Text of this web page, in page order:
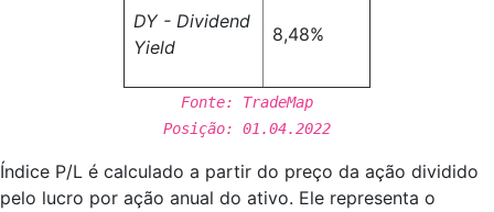
DY - Dividend
Yield
8,48%
Fonte: TradeMap
Posição: 01.04.2022
Índice P/L é calculado a partir do preço da ação dividido
pelo lucro por ação anual do ativo. Ele representa o